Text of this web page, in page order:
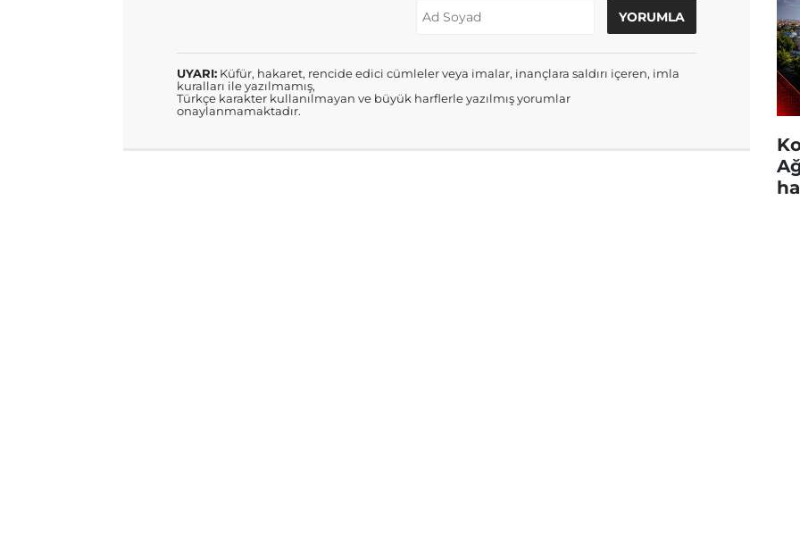
UYARI: Küfür, hakaret, rencide edici cümleler veya imalar, inançlara saldırı içeren, imla
kuralları ile yazılmamış,
Türkçe karakter kullanılmayan ve büyük harflerle yazılmış yorumlar
onaylanmamaktadır.